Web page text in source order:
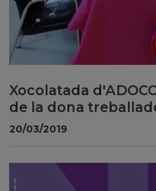
Xocolatada
de la dona
20/03/2019